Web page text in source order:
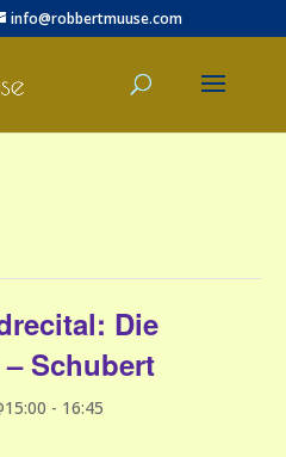
info@robbertmuuse.com
Die
Schubert
- 16:45